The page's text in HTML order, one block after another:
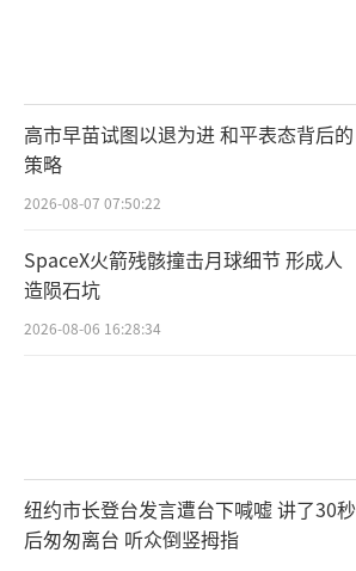
高市早苗试图以退为进 和平表态背后的
策略
2026-08-07 07:50:22
SpaceX火箭残骸撞击月球细节 形成人
造陨石坑
2026-08-06 16:28:34
纽约市长登台发言遭台下喊嘘 讲了30秒
后匆匆离台 听众倒竖拇指